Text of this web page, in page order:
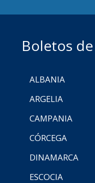
Boletos
ALBANIA
ARGELIA
CAMPANIA
CÓRCEGA
DINAMARCA
ESCOCIA